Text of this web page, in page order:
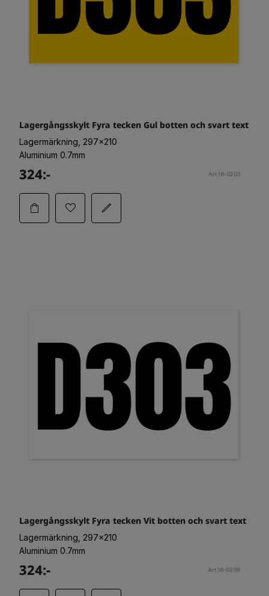
Lagergångsskylt Fyra tecken Gul botten och svart text
Lagermärkning, 297x210
Aluminium 0.7mm
324:- Art.16-0203
Lagergångsskylt Fyra tecken Vit botten och svart text
Lagermärkning, 297x210
Aluminium 0.7mm
324:- Art.16-0206